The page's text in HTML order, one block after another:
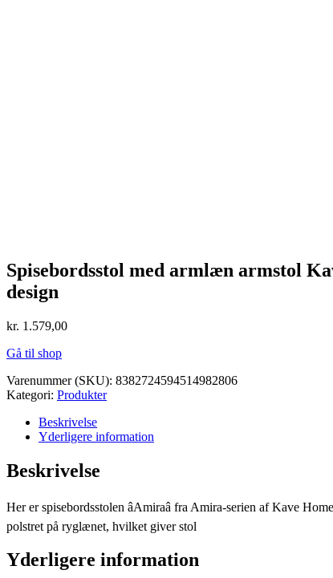
Spisebordsstol med armlæn armstol
design
kr. 1.579,00
Gå til shop
Varenummer (SKU): 8382724594514982806
Kategori: Produkter
Beskrivelse
Yderligere information
Beskrivelse
Her er spisebordsstolen âAmiraâ fra Amira-serien af Kave
polstret på ryglænet, hvilket giver stol
Yderligere information